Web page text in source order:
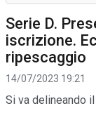
Serie D.
iscrizione.
ripescaggio
14/07/2023 19:21
Si va delineando